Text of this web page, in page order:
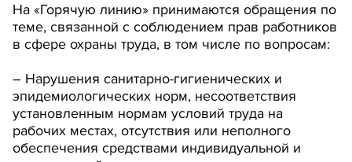
На «Горячую линию» принимаются обращения по
теме, связанной с соблюдением прав работников
в сфере охраны труда, в том числе по вопросам:
– Нарушения санитарно-гигиенических и
эпидемиологических норм, несоответствия
установленным нормам условий труда на
рабочих местах, отсутствия или неполного
обеспечения средствами индивидуальной и